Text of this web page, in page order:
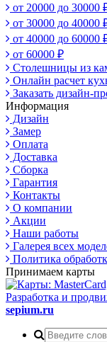
от 20000 до 30000
от 30000 до 40000
от 40000 до 60000
от 60000 ₽
Столешницы из
Онлайн расчет
Заказать дизайн-
Информация
Дизайн
Замер
Оплата
Доставка
Сборка
Гарантия
Контакты
О компании
Акции
Наши работы
Галерея всех
Политика
Принимаем карты
Разработка и
sepium.ru